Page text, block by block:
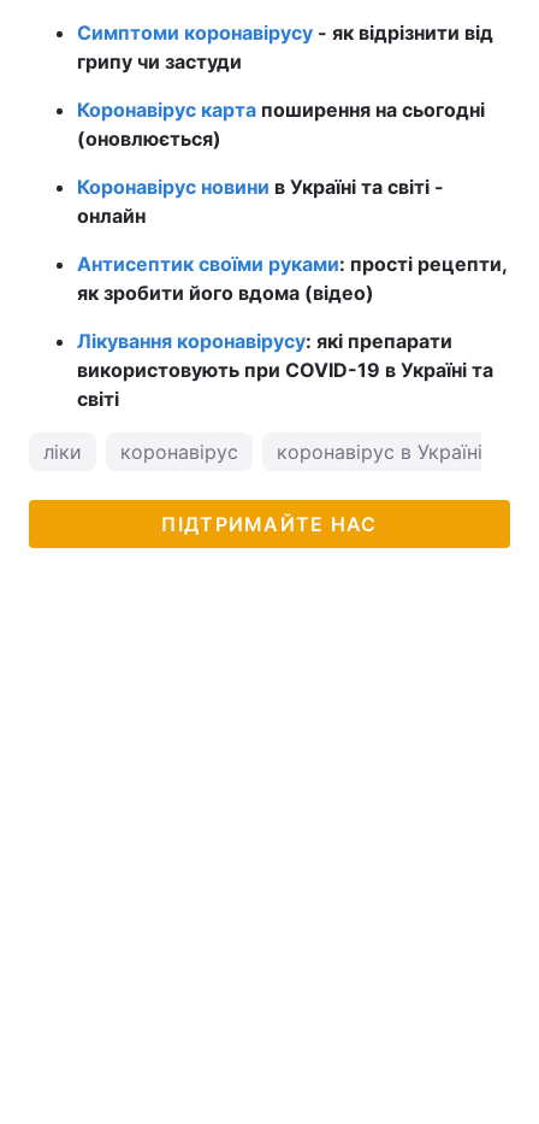
Симптоми коронавірусу - як відрізнити від
грипу чи застуди
Коронавірус карта поширення на сьогодні
(оновлюється)
Коронавірус новини в Україні та світі -
онлайн
Антисептик своїми руками: прості рецепти,
як зробити його вдома (відео)
Лікування коронавірусу: які препарати
використовують при COVID-19 в Україні та
світі
ліки коронавірус коронавірус в Україні
ПІДТРИМАЙТЕ НАС